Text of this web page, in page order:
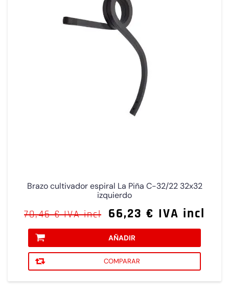
Brazo cultivador espiral La Piña C-32/22 32x32
izquierdo
70,46 € IVA incl 66,23 € IVA incl
AÑADIR
COMPARAR